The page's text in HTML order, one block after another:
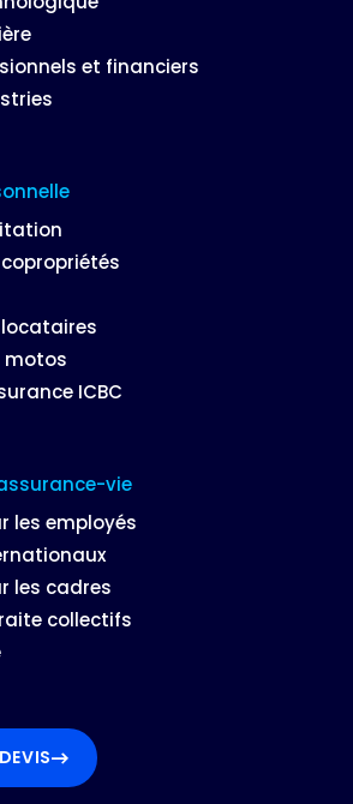
et financiers
motos
ICBC
vie
les employés
les cadres
collectifs